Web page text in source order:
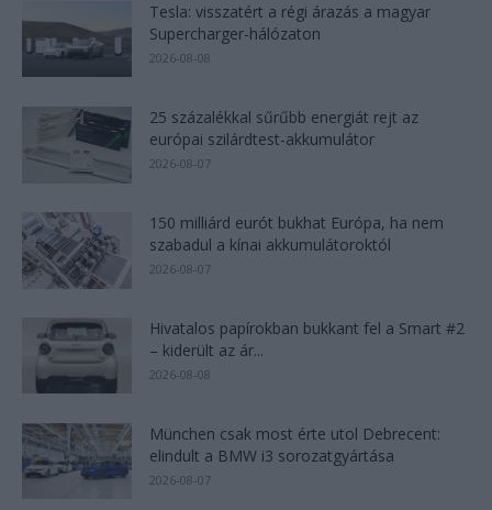
Tesla: visszatért a régi árazás a magyar
Supercharger-hálózaton
2026-08-08
25 százalékkal sűrűbb energiát rejt az
európai szilárdtest-akkumulátor
2026-08-07
150 milliárd eurót bukhat Európa, ha nem
szabadul a kínai akkumulátoroktól
2026-08-07
Hivatalos papírokban bukkant fel a Smart #2
– kiderült az ár...
2026-08-08
München csak most érte utol Debrecent:
elindult a BMW i3 sorozatgyártása
2026-08-07